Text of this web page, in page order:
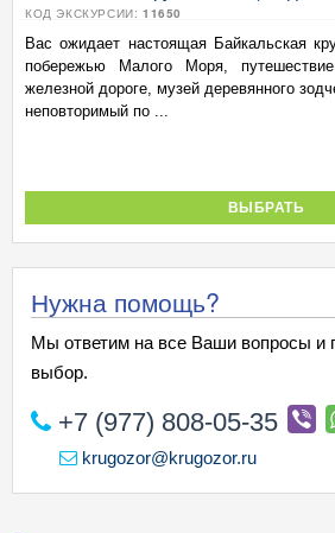
КОД ЭКСКУРСИИ: 11650
Вас ожидает настоящая Байкальская
побережью Малого Моря, путешествие
железной дороге, музей деревянного
неповторимый по ...
ВЫБРАТЬ
Нужна помощь?
Мы ответим на все Ваши вопросы и
выбор.
+7 (977) 808-05-35
krugozor@krugozor.ru